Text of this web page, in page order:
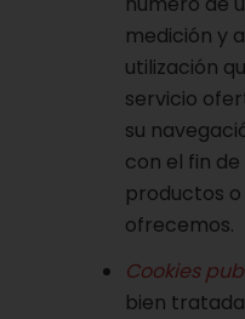
medición y
utilización
servicio
su
con el fin
productos o
ofrecemos.
Cookies
bien